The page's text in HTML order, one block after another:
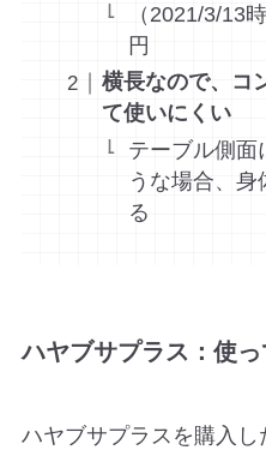
（2021/3/13
円
横長なので、コ
て使いにくい
テーブル側面
うな場合、身
る
ハヤブサプラス：使
ハヤブサプラスを購入